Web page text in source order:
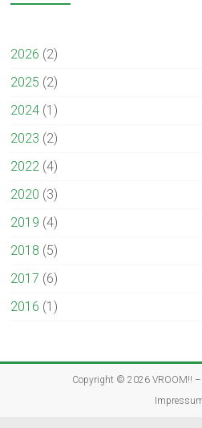
2026 (2)
2025 (2)
2024 (1)
2023 (2)
2022 (4)
2020 (3)
2019 (4)
2018 (5)
2017 (6)
2016 (1)
Copyright © 2026VROOM!! –